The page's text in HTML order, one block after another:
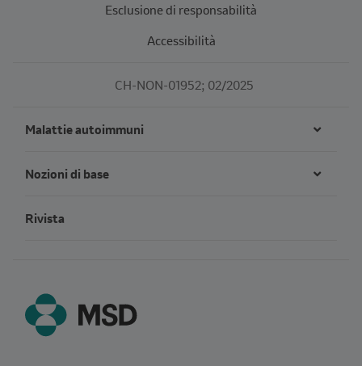
Esclusione di responsabilità
Accessibilità
CH-NON-01952; 02/2025
Malattie autoimmuni
Rivista
Nozioni di base